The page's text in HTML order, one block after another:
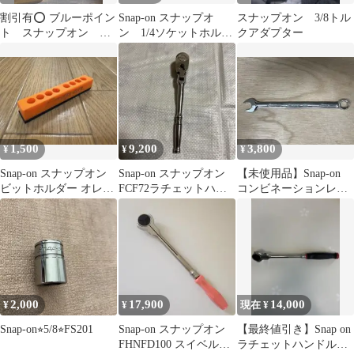
割引有⭕️ ブルーポイン
ト スナップオン レ
チ 9本
Snap-on スナップオ
ン 1/4ソケットホルダ
ー
スナップオン 3/8トル
クアダプター
¥1,500
Snap-on スナップオン
ビットホルダー オレン
ジ
¥9,200
Snap-on スナップオン
FCF72ラチェットハン
ドル
¥3,800
【未使用品】Snap-on
コンビネーションレン
¥2,000
Snap-on⭐︎5/8⭐︎FS201
¥ 17,900
Snap-on スナップオン
FHNFD100 スイベルラ
現在 ¥ 14,000
【最終値引き】Snap on
ラチェットハンドル